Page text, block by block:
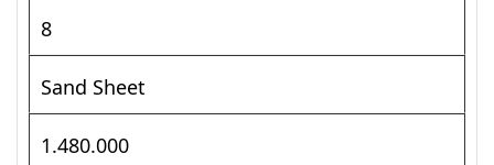
8
Sand Sheet
1.480.000